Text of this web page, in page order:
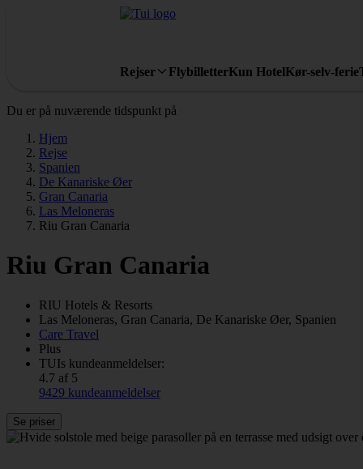
Rejser FlybilletterKun HotelKør-selv-ferie
Du er på nuværende tidspunkt på
Hjem
Rejse
Spanien
De Kanariske Øer
Gran Canaria
Las Meloneras
Riu Gran Canaria
Riu Gran Canaria
RIU Hotels & Resorts
Las Meloneras, Gran Canaria, De Kanariske Øer, Spanien
Care Travel
Plus
TUIs kundeanmeldelser:
4.7 af 5
9429 kundeanmeldelser
Se priser